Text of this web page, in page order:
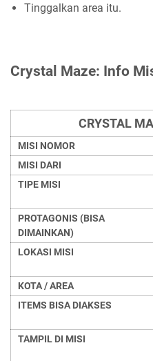
Tinggalkan area itu.
Crystal Maze: Info
CRYSTAL
MISI NOMOR
MISI DARI
TIPE MISI
PROTAGONIS (BISA
DIMAINKAN)
LOKASI MISI
KOTA / AREA
ITEMS BISA DIAKSES
TAMPIL DI MISI